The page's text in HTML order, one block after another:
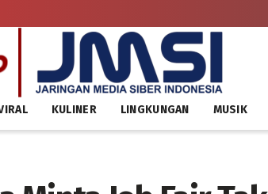
KULINER LINGKUNGAN MUSIK